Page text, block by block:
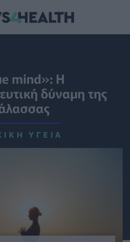
mind»: Η
δύναμη της
ΥΓΕΊΑ